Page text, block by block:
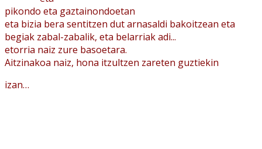
pikondo eta gaztainondoetan
eta bizia bera sentitzen dut arnasaldi bakoitzean eta
begiak zabal-zabalik, eta belarriak adi...
etorria naiz zure basoetara.
Aitzinakoa naiz, hona itzultzen zareten guztiekin
izan…